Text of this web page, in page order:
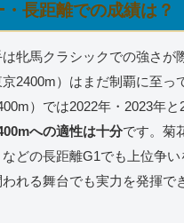
・長距離での成績は？
牝馬クラシックでの強さが
2400m）はまだ制覇に至っ
）では2022年・2023年と
への適性は十分です。菊
どの長距離G1でも上位争い
れる舞台でも実力を発揮で